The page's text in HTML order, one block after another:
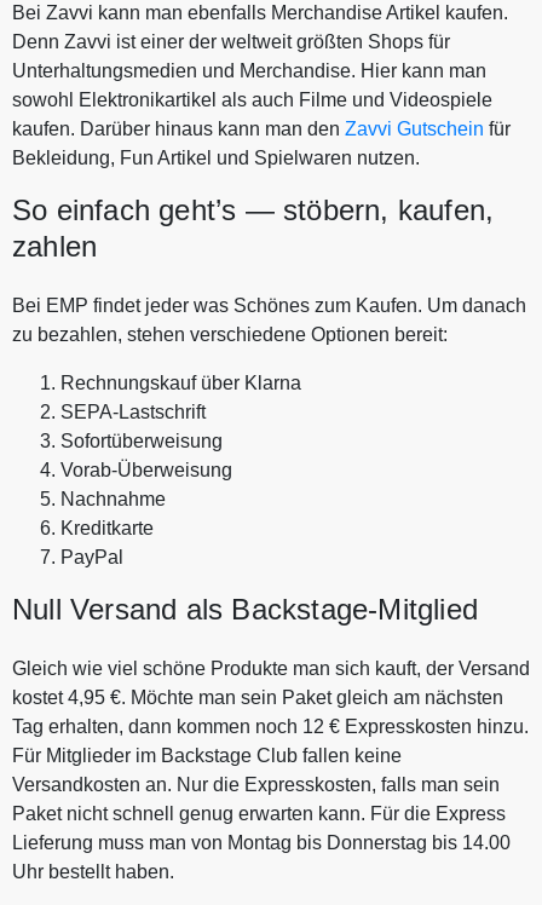
Bei Zavvi kann man ebenfalls Merchandise Artikel kaufen.
Denn Zavvi ist einer der weltweit größten Shops für
Unterhaltungsmedien und Merchandise. Hier kann man
sowohl Elektronikartikel als auch Filme und Videospiele
kaufen. Darüber hinaus kann man den Zavvi Gutschein für
Bekleidung, Fun Artikel und Spielwaren nutzen.
So einfach geht’s — stöbern, kaufen,
zahlen
Bei EMP findet jeder was Schönes zum Kaufen. Um danach
zu bezahlen, stehen verschiedene Optionen bereit:
Rechnungskauf über Klarna
SEPA-Lastschrift
Sofortüberweisung
Vorab-Überweisung
Nachnahme
Kreditkarte
PayPal
Null Versand als Backstage-Mitglied
Gleich wie viel schöne Produkte man sich kauft, der Versand
kostet 4,95 €. Möchte man sein Paket gleich am nächsten
Tag erhalten, dann kommen noch 12 € Expresskosten hinzu.
Für Mitglieder im Backstage Club fallen keine
Versandkosten an. Nur die Expresskosten, falls man sein
Paket nicht schnell genug erwarten kann. Für die Express
Lieferung muss man von Montag bis Donnerstag bis 14.00
Uhr bestellt haben.